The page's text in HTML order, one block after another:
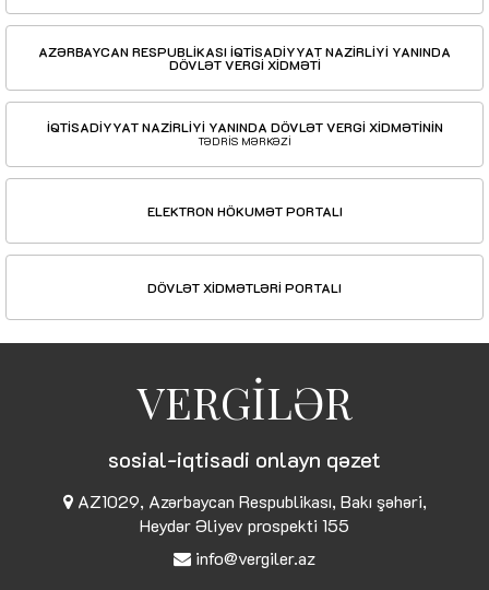
AZƏRBAYCAN RESPUBLİKASI İQTİSADİYYAT NAZİRLİYİ YANINDA
DÖVLƏT VERGİ XİDMƏTİ
İQTİSADİYYAT NAZİRLİYİ YANINDA DÖVLƏT VERGİ XİDMƏTİNİN
TƏDRİS MƏRKƏZİ
ELEKTRON HÖKUMƏT PORTALI
DÖVLƏT XİDMƏTLƏRİ PORTALI
VERGİLƏR
sosial-iqtisadi onlayn qəzet
AZ1029, Azərbaycan Respublikası, Bakı şəhəri,
Heydər Əliyev prospekti 155
info@vergiler.az